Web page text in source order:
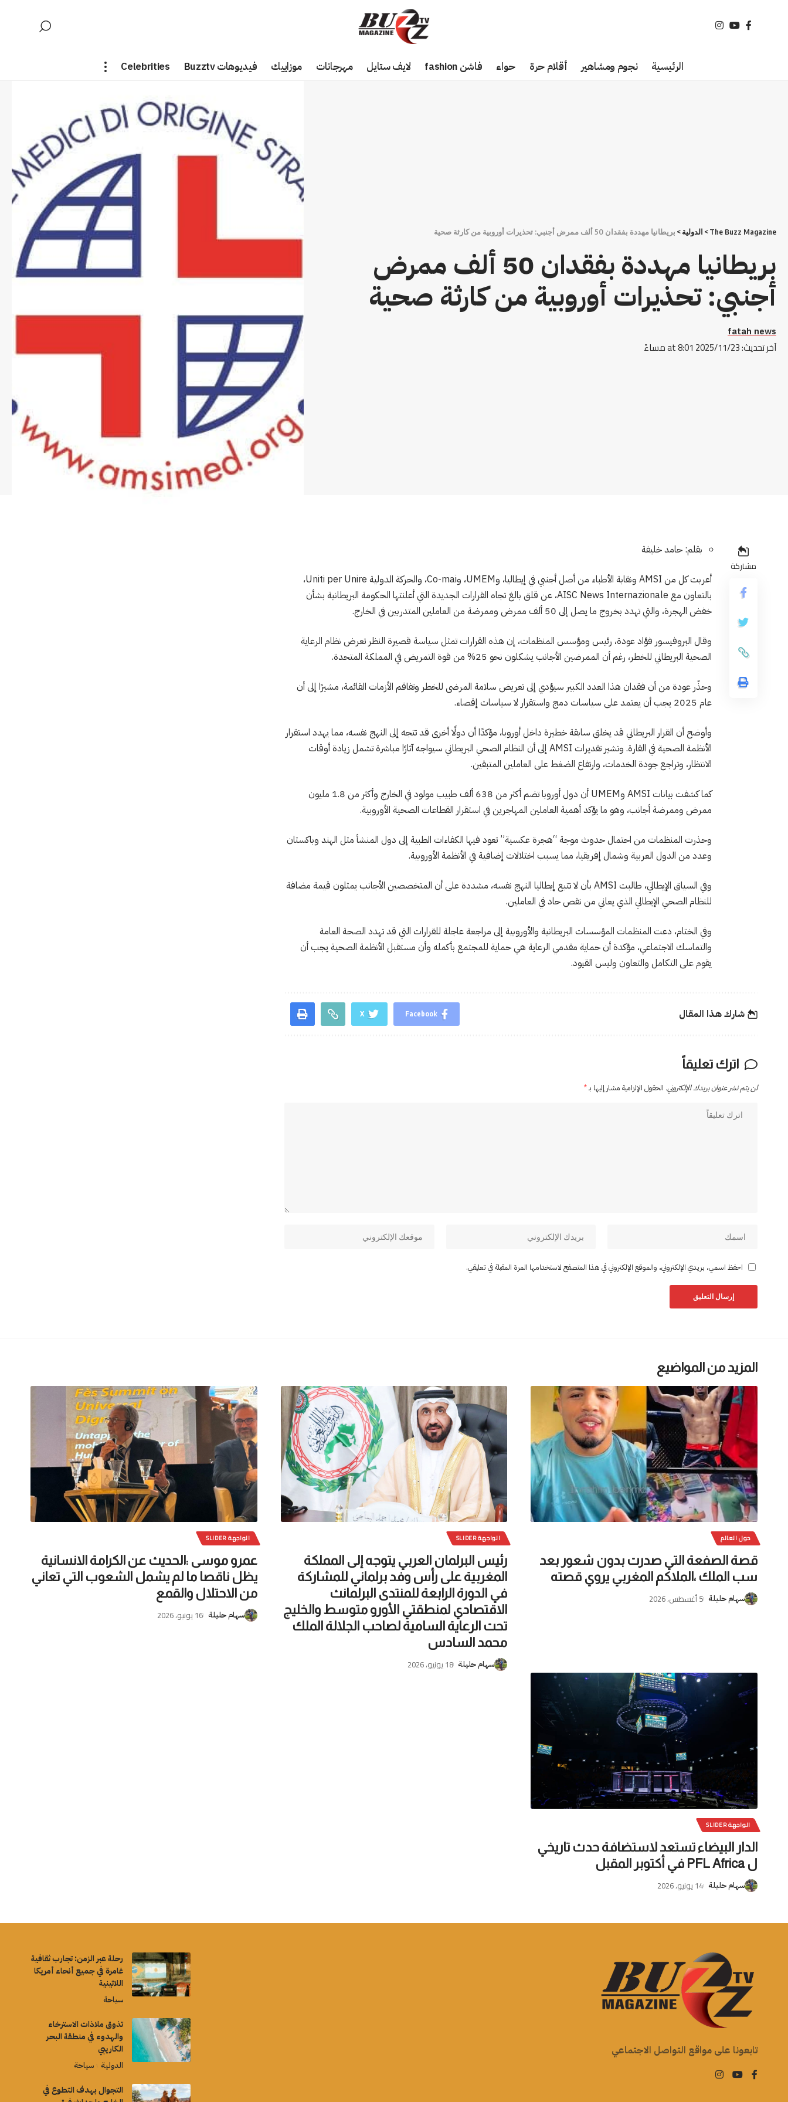
الرئيسية نجوم ومشاهير أقلام حرة حواء فاشن fashion لايف ستايل مهرجانات موزاييك فيديوهات Buzztv Celebrities
The Buzz Magazine
> الدولية> بريطانيا مهددة بفقدان 50 ألف ممرض أجنبي: تحذيرات أوروبية من كارثة صحية
بريطانيا مهددة بفقدان 50 ألف ممرض
أجنبي: تحذيرات أوروبية من كارثة صحية
آخر تحديث: 2025/11/23 at 8:01 مساءً
fatah news
مشاركة
بقلم: حامد خليفة
أعربت كل من AMSI ونقابة الأطباء من أصل أجنبي في إيطاليا، وUMEM، وCo-mai، والحركة الدولية Uniti per Unire،
بالتعاون مع AISC News Internazionale، عن قلق بالغ تجاه القرارات الجديدة التي أعلنتها الحكومة البريطانية بشأن
خفض الهجرة، والتي تهدد بخروج ما يصل إلى 50 ألف ممرض وممرضة من العاملين المتدربين في الخارج.
وقال البروفيسور فؤاد عودة، رئيس ومؤسس المنظمات، إن هذه القرارات تمثل سياسة قصيرة النظر تعرض نظام الرعاية
الصحية البريطاني للخطر، رغم أن الممرضين الأجانب يشكلون نحو 25% من قوة التمريض في المملكة المتحدة.
وحذّر عودة من أن فقدان هذا العدد الكبير سيؤدي إلى تعريض سلامة المرضى للخطر وتفاقم الأزمات القائمة، مشيرًا إلى أن
عام 2025 يجب أن يعتمد على سياسات دمج واستقرار لا سياسات إقصاء.
وأوضح أن القرار البريطاني قد يخلق سابقة خطيرة داخل أوروبا، مؤكدًا أن دولًا أخرى قد تتجه إلى النهج نفسه، مما يهدد استقرار
الأنظمة الصحية في القارة. وتشير تقديرات AMSI إلى أن النظام الصحي البريطاني سيواجه آثارًا مباشرة تشمل زيادة أوقات
الانتظار، وتراجع جودة الخدمات، وارتفاع الضغط على العاملين المتبقين.
كما كشفت بيانات AMSI وUMEM أن دول أوروبا تضم أكثر من 638 ألف طبيب مولود في الخارج وأكثر من 1.8 مليون
ممرض وممرضة أجانب، وهو ما يؤكد أهمية العاملين المهاجرين في استقرار القطاعات الصحية الأوروبية.
وحذرت المنظمات من احتمال حدوث موجة “هجرة عكسية” تعود فيها الكفاءات الطبية إلى دول المنشأ مثل الهند وباكستان
وعدد من الدول العربية وشمال إفريقيا، مما يسبب اختلالات إضافية في الأنظمة الأوروبية.
وفي السياق الإيطالي، طالبت AMSI بأن لا تتبع إيطاليا النهج نفسه، مشددة على أن المتخصصين الأجانب يمثلون قيمة مضافة
للنظام الصحي الإيطالي الذي يعاني من نقص حاد في العاملين.
وفي الختام، دعت المنظمات المؤسسات البريطانية والأوروبية إلى مراجعة عاجلة للقرارات التي قد تهدد الصحة العامة
والتماسك الاجتماعي، مؤكدة أن حماية مقدمي الرعاية هي حماية للمجتمع بأكمله وأن مستقبل الأنظمة الصحية يجب أن
يقوم على التكامل والتعاون وليس القيود.
شارك هذا المقال Facebook
X
اترك تعليقاً
لن يتم نشر عنوان بريدك الإلكتروني. الحقول الإلزامية مشار إليها بـ*
احفظ اسمي، بريدي الإلكتروني، والموقع الإلكتروني في هذا المتصفح لاستخدامها المرة المقبلة في تعليقي.
المزيد من المواضيع
حول العالم
قصة الصفعة التي صدرت بدون شعور بعد
سب الملك ،الملاكم المغربي يروي قصته
سهام حليلة 5 أغسطس، 2026
الواجهة SLIDER
رئيس البرلمان العربي يتوجه إلى المملكة
المغربية على رأس وفد برلماني للمشاركة
في الدورة الرابعة للمنتدى البرلمانث
الاقتصادي لمنطقتي الأورو متوسط والخليج
تحت الرعاية السامية لصاحب الجلالة الملك
محمد السادس
سهام حليلة 18 يونيو، 2026
الواجهة SLIDER
عمرو موسى :الحديث عن الكرامة الانسانية
يظل ناقصا ما لم يشمل الشعوب التي تعاني
من الاحتلال والقمع
سهام حليلة 16 يونيو، 2026
الواجهة SLIDER
الدار البيضاء تستعد لاستضافة حدث تاريخي
ل PFL Africa في أكتوبر المقبل
سهام حليلة 14 يونيو، 2026
تابعونا على مواقع التواصل الاجتماعي
رحلة عبر الزمن: تجارب ثقافية
غامرة في جميع أنحاء أمريكا
اللاتينية
سياحة
تذوق ملاذات الاسترخاء
والهدوء في منطقة البحر
الكاريبي
الدولية سياحة
التجوال بهدف التطوع في